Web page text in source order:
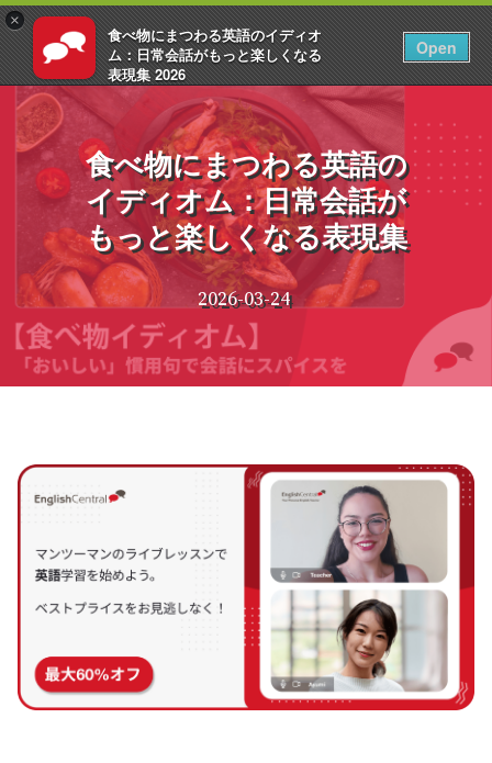
×
食べ物にまつわる英語のイディオ
ム：日常会話がもっと楽しくなる
表現集 2026
Open
ログイン JA
コ
プ
食べ物にまつわる英語の
イディオム：日常会話が
もっと楽しくなる表現集
2026-03-24